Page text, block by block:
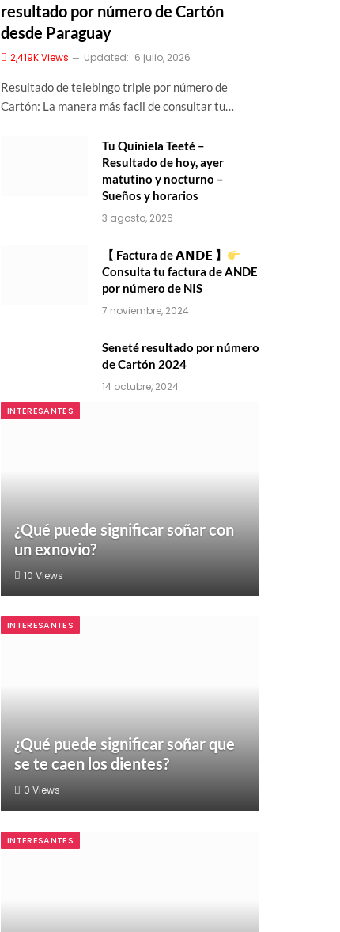
resultado por número de Cartón
desde Paraguay
2,419KViews Updated: 6 julio, 2026
Resultado de telebingo triple por número de
Cartón: La manera más facil de consultar tu…
Tu Quiniela Teeté –
Resultado de hoy, ayer
matutino y nocturno –
Sueños y horarios
3 agosto, 2026
【 Factura de 𝗔𝗡𝗗𝗘 】
Consulta tu factura de ANDE
por número de NIS
7 noviembre, 2024
Seneté resultado por número
de Cartón 2024
14 octubre, 2024
INTERESANTES
¿Qué puede significar soñar con
un exnovio?
10 Views
INTERESANTES
¿Qué puede significar soñar que
se te caen los dientes?
0 Views
INTERESANTES